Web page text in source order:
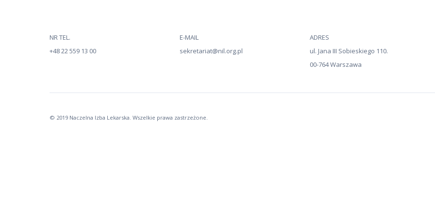
NR TEL.
+48 22 559 13 00
E-MAIL
sekretariat@nil.org.pl
ADRES
ul. Jana III Sobieskiego 110.
00-764 Warszawa
© 2019 Naczelna Izba Lekarska. Wszelkie prawa zastrzeżone.